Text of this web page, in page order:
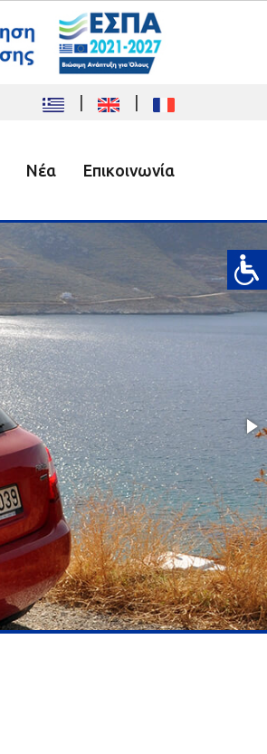
Νέα Επικοινωνία